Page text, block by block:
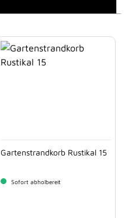
Gartenstrandkorb Rustikal 15
Sofort abholbereit